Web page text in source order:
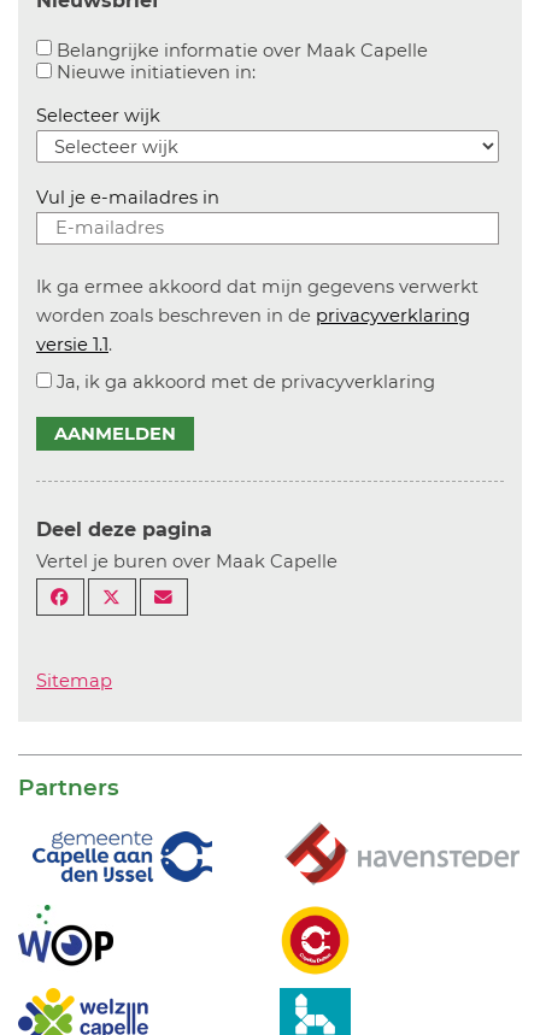
Belangrijke informatie over Maak CapelleAanvinken
Nieuwe initiatieven in:Aanvinken om informatie over
Selecteer wijk
Vul je e-mailadres in
Ik ga ermee akkoord dat mijn gegevens verwerkt
worden zoals beschreven in de privacyverklaring
versie 1.1.
Ja, ik ga akkoord met de privacyverklaring
AANMELDEN
Deel deze pagina
Vertel je buren over Maak Capelle
Sitemap
Partners